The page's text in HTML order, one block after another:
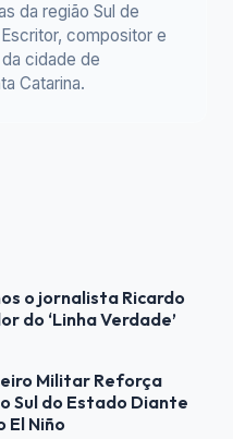
da região Sul de
compositor e
cidade de
Catarina.
o jornalista Ricardo
do ‘Linha Verdade’
Militar Reforça
Sul do Estado Diante
El Niño